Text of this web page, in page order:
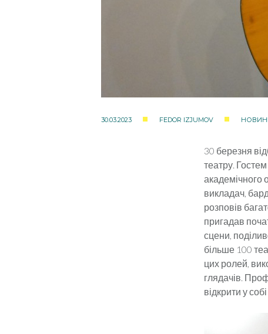
30.03.2023 FEDOR IZJUMOV
30 березня
театру.
академічного
викладач,
розповів
пригадав
сцени,
більше 100
цих ролей,
глядачів.
відкрити у